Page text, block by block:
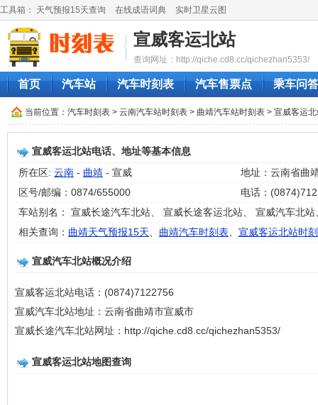
工具箱： 天气预报15天查询 在线成语词典 实时卫星云图
宣威客运北站
查询网址：http://qiche.cd8.cc/qichezhan5353/
首页 汽车站 汽车时刻表 汽车售票点 乘车问答
当前位置： 汽车时刻表 > 云南汽车站时刻表 > 曲靖汽车站时刻表 > 宣威客运
宣威客运北站电话、地址等基本信息
所在区: 云南 - 曲靖 - 宣威
地址：云南省曲
区号/邮编：0874/655000
电话：
车站别名： 宣威长途汽车北站、 宣威长途客运北站、 宣威汽车北
相关查询： 曲靖天气预报15天 曲靖汽车时刻表 宣威客运北站时
宣威汽车北站概况介绍
宣威客运北站电话：(0874)7122756
宣威汽车北站地址：云南省曲靖市宣威市
宣威长途汽车北站网址：http://qiche.cd8.cc/qichezhan5353/
宣威客运北站地图查询